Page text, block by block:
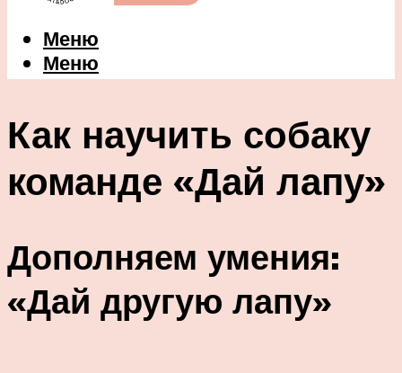
Меню
Меню
Как научить собаку
команде «Дай лапу»
Дополняем умения:
«Дай другую лапу»